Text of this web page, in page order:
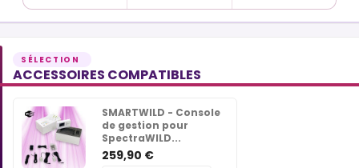
ACCESSOIRES COMPATIBLES
SMARTWILD - Console
de gestion pour
SpectraWILD...
259,90 €